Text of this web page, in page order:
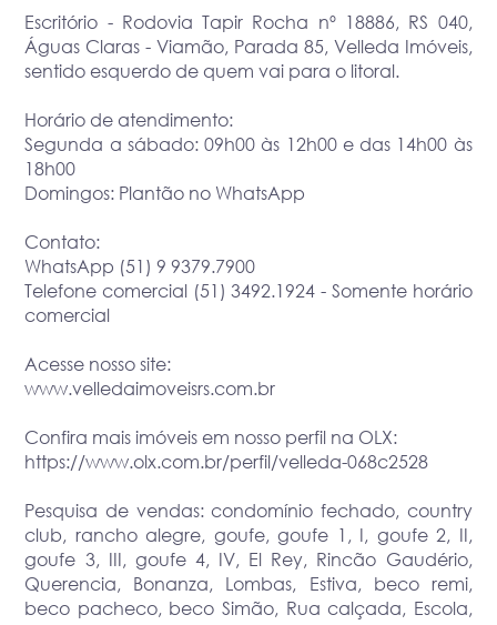
Escritório - Rodovia Tapir Rocha nº 18886, RS 040,
Águas Claras - Viamão, Parada 85, Velleda Imóveis,
sentido esquerdo de quem vai para o litoral.
Horário de atendimento:
Segunda a sábado: 09h00 às 12h00 e das 14h00 às
18h00
Domingos: Plantão no WhatsApp
Contato:
WhatsApp (51) 9 9379.7900
Telefone comercial (51) 3492.1924 - Somente horário
comercial
Acesse nosso site:
www.velledaimoveisrs.com.br
Confira mais imóveis em nosso perfil na OLX:
https://www.olx.com.br/perfil/velleda-068c2528
Pesquisa de vendas: condomínio fechado, country
club, rancho alegre, goufe, goufe 1, I, goufe 2, II,
goufe 3, III, goufe 4, IV, El Rey, Rincão Gaudério,
Querencia, Bonanza, Lombas, Estiva, beco remi,
beco pacheco, beco Simão, Rua calçada, Escola,